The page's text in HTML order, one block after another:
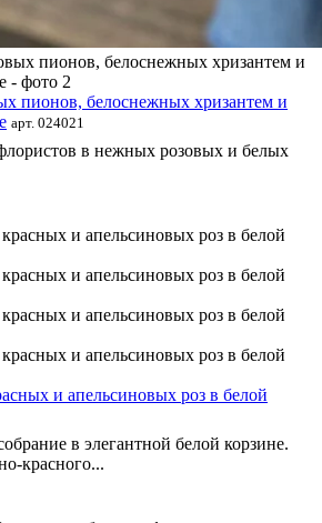
пионов, белоснежных хризантем и
арт. 024021
в нежных розовых и белых
и апельсиновых роз в белой
в элегантной белой корзине.
красного...